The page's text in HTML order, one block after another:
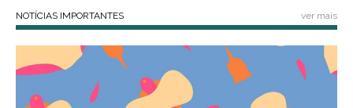
NOTÍCIAS IMPORTANTES ver mais